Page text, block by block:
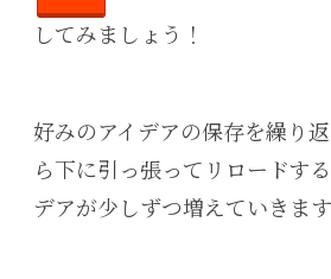
してみましょう！
好みのアイデアの保存を繰り
ら下に引っ張ってリロードす
デアが少しずつ増えていきます